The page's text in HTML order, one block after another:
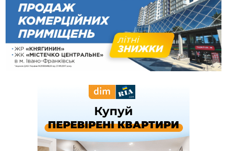
10:09
Яремчанський суд виніс вирок чоловіку, який у Буковелі
вкрав із супермаркету пляшку віскі за 8,5 тисяч
09:53
В урочищі біля Галича археологи відкопали давньоруську
вагову гирку XII–XIII століть
09:39
У Франківську медики провели серію складних операцій
на аорті
У Богородчанах на "зебрі" водій Audi наїхав на
хлопчика з велосипедом
Загальна площа всіх книгарень України - трохи більше ніж 6
футбольних полів
На "зебрі" у Франківську два мотоциклісти збили жінку